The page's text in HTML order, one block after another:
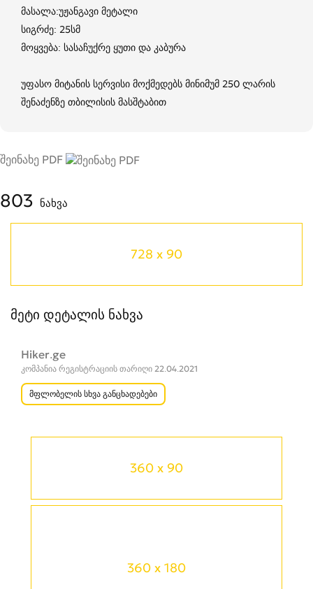
360 x 90
360 x 180
მასალა:უჟანგავი მეტალი
სიგრძე: 25სმ
მოყვება: სასაჩუქრე ყუთი და კაბურა
უფასო მიტანის სერვისი მოქმედებს მინიმუმ 250 ლარის
შენაძენზე თბილისის მასშტაბით
შეინახე PDF
803 ნახვა
728 x 90
მეტი დეტალის ნახვა
Hiker.ge
კომპანია რეგისტრაციის თარიღი 22.04.2021
მფლობელის სხვა განცხადებები